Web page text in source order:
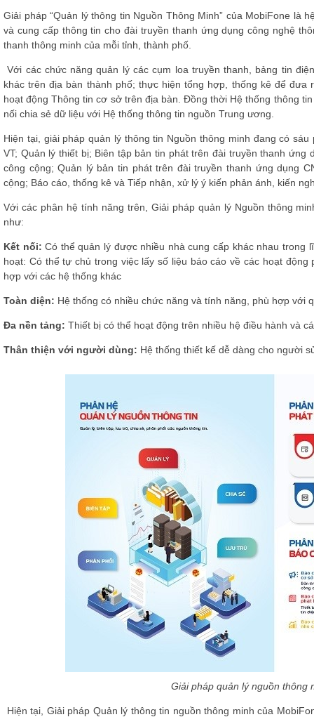
Giải pháp “Quản lý thông tin Nguồn Thông Minh” của MobiFone là
và cung cấp thông tin cho đài truyền thanh ứng dụng công nghệ
thanh thông minh của mỗi tỉnh, thành phố.
Với các chức năng quản lý các cụm loa truyền thanh, bảng tin
khác trên địa bàn thành phố; thực hiện tổng hợp, thống kê để
hoạt động Thông tin cơ sở trên địa bàn. Đồng thời Hệ thống thông
nối chia sẻ dữ liệu với Hệ thống thông tin nguồn Trung ương.
Hiện tại, giải pháp quản lý thông tin Nguồn thông minh đang có
VT; Quản lý thiết bị; Biên tập bản tin phát trên đài truyền thanh ứng
công cộng; Quản lý bản tin phát trên đài truyền thanh ứng dụng
cộng; Báo cáo, thống kê và Tiếp nhận, xử lý ý kiến phản ánh, kiến
Với các phân hệ tính năng trên, Giải pháp quản lý Nguồn thông
như:
Kết nối: Có thể quản lý được nhiều nhà cung cấp khác nhau trong
hoạt: Có thể tự chủ trong việc lấy số liệu báo cáo về các hoạt
hợp với các hệ thống khác
Toàn diện: Hệ thống có nhiều chức năng và tính năng, phù hợp với
Đa nền tảng: Thiết bị có thể hoạt động trên nhiều hệ điều hành và
Thân thiện với người dùng: Hệ thống thiết kế dễ dàng cho người
Giải pháp quản lý nguồn thông
Hiện tại, Giải pháp Quản lý thông tin nguồn thông minh của